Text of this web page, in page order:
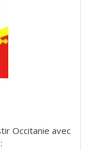
Occitanie avec